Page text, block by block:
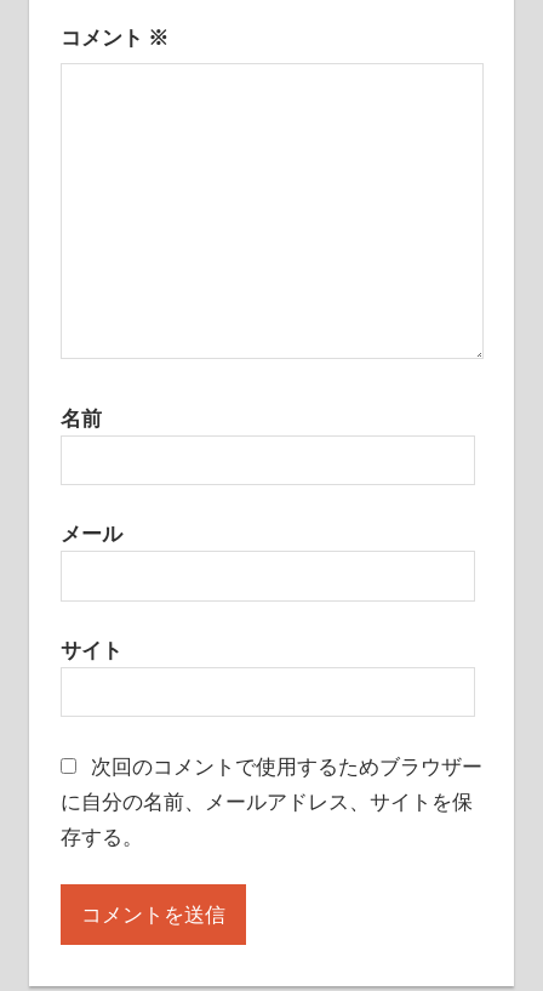
ン
コメント ※
名前
メール
サイト
次回のコメントで使用するためブラウザー
に自分の名前、メールアドレス、サイトを保
存する。